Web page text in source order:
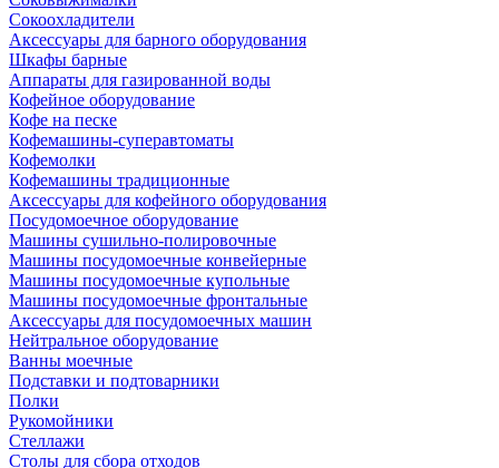
Сокоохладители
Аксессуары для барного оборудования
Шкафы барные
Аппараты для газированной воды
Кофейное оборудование
Кофе на песке
Кофемашины-суперавтоматы
Кофемолки
Кофемашины традиционные
Аксессуары для кофейного оборудования
Посудомоечное оборудование
Машины сушильно-полировочные
Машины посудомоечные конвейерные
Машины посудомоечные купольные
Машины посудомоечные фронтальные
Аксессуары для посудомоечных машин
Нейтральное оборудование
Ванны моечные
Подставки и подтоварники
Полки
Рукомойники
Стеллажи
Столы для сбора отходов